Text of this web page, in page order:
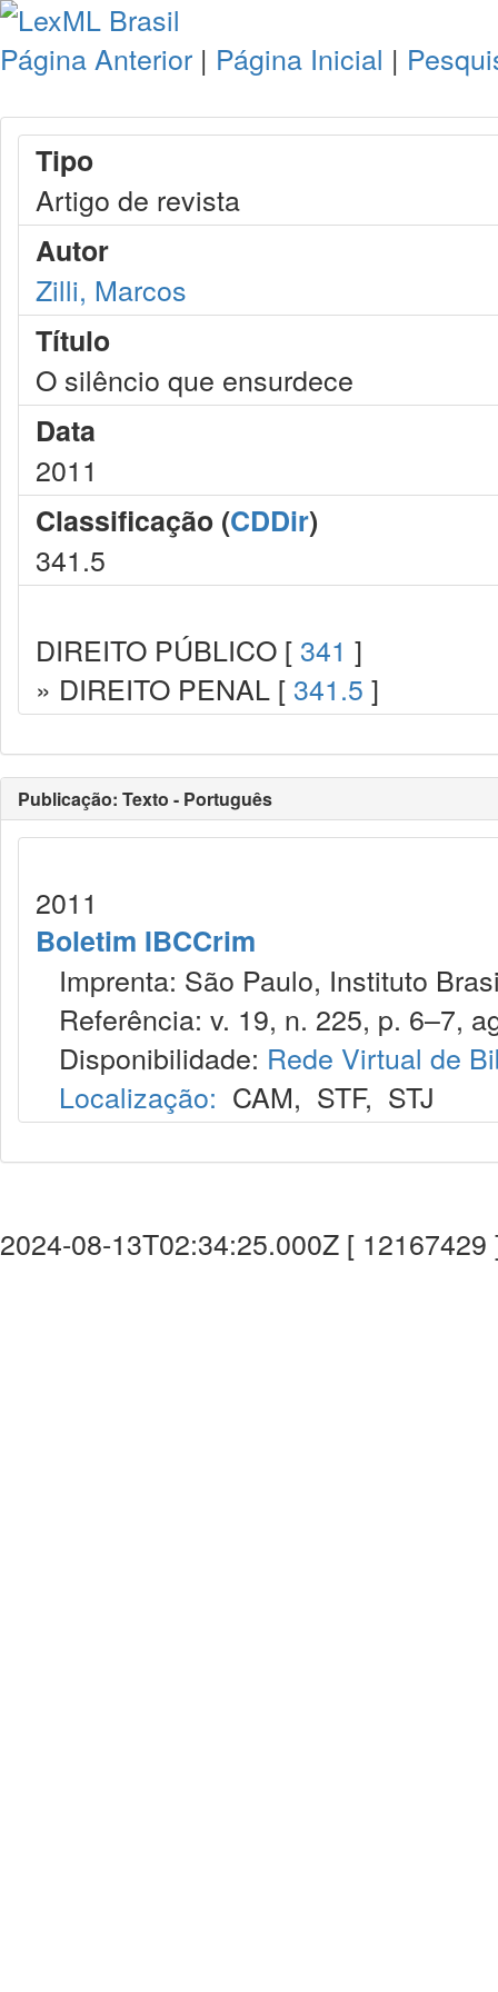
Página Anterior | Página Inicial |
Tipo
Artigo de revista
Autor
Zilli, Marcos
Título
O silêncio que ensurdece
Data
2011
Classificação (CDDir)
341.5
DIREITO PÚBLICO [ 341 ]
» DIREITO PENAL [ 341.5 ]
Publicação: Texto - Português
2011
Boletim IBCCrim
Imprenta: São Paulo, Instituto
Referência: v. 19, n. 225, p. 6–7,
Disponibilidade: Rede Virtual de
Localização: CAM, STF, STJ
2024-08-13T02:34:25.000Z [ 12167429